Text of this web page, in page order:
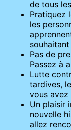
de tous
Pratiquez
les
Pas de
Passez à
Lutte
tardives,
vous avez
Un plaisir
nouvelle
allez